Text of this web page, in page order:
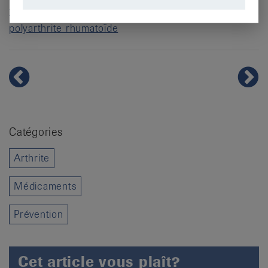
fumer
polyarthrite rhumatoïde
Catégories
Arthrite
Médicaments
Prévention
Cet article vous plaît?